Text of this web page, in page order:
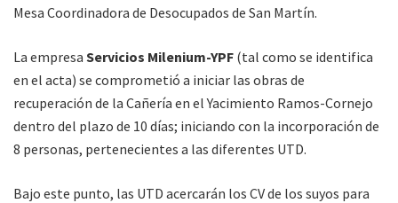
Mesa Coordinadora de Desocupados de San Martín.
La empresa Servicios Milenium-YPF (tal como se identifica
en el acta) se comprometió a iniciar las obras de
recuperación de la Cañería en el Yacimiento Ramos-Cornejo
dentro del plazo de 10 días; iniciando con la incorporación de
8 personas, pertenecientes a las diferentes UTD.
Bajo este punto, las UTD acercarán los CV de los suyos para